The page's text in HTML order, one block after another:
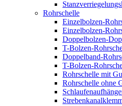
Rohrschelle
Einzelbolzen-
Einzelbolzen-
Doppelbolzen-
T-Bolzen-
Doppelband-
T-Bolzen-
Rohrschelle mit
Rohrschelle ohne